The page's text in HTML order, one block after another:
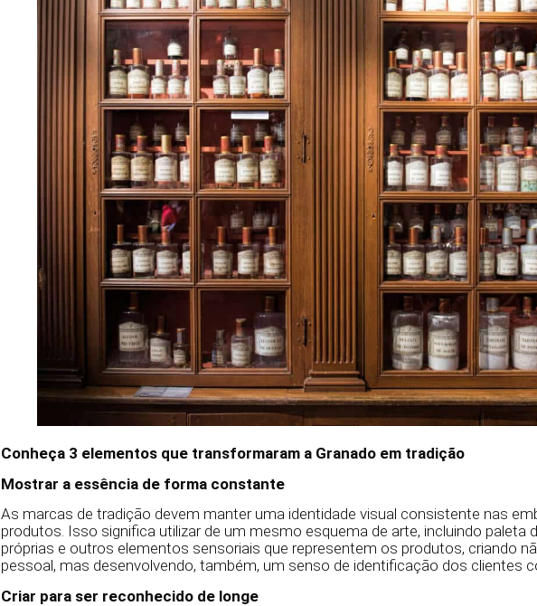
Conheça 3 elementos que transformaram a Granado em tradição
Mostrar a essência de forma constante
As marcas de tradição devem manter uma identidade visual consistente nas
produtos. Isso significa utilizar de um mesmo esquema de arte, incluindo paleta
próprias e outros elementos sensoriais que representem os produtos, criando
pessoal, mas desenvolvendo, também, um senso de identificação dos clientes
Criar para ser reconhecido de longe